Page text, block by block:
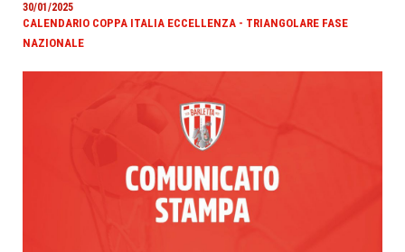
30/01/2025
CALENDARIO COPPA ITALIA ECCELLENZA - TRIANGOLARE FASE
NAZIONALE